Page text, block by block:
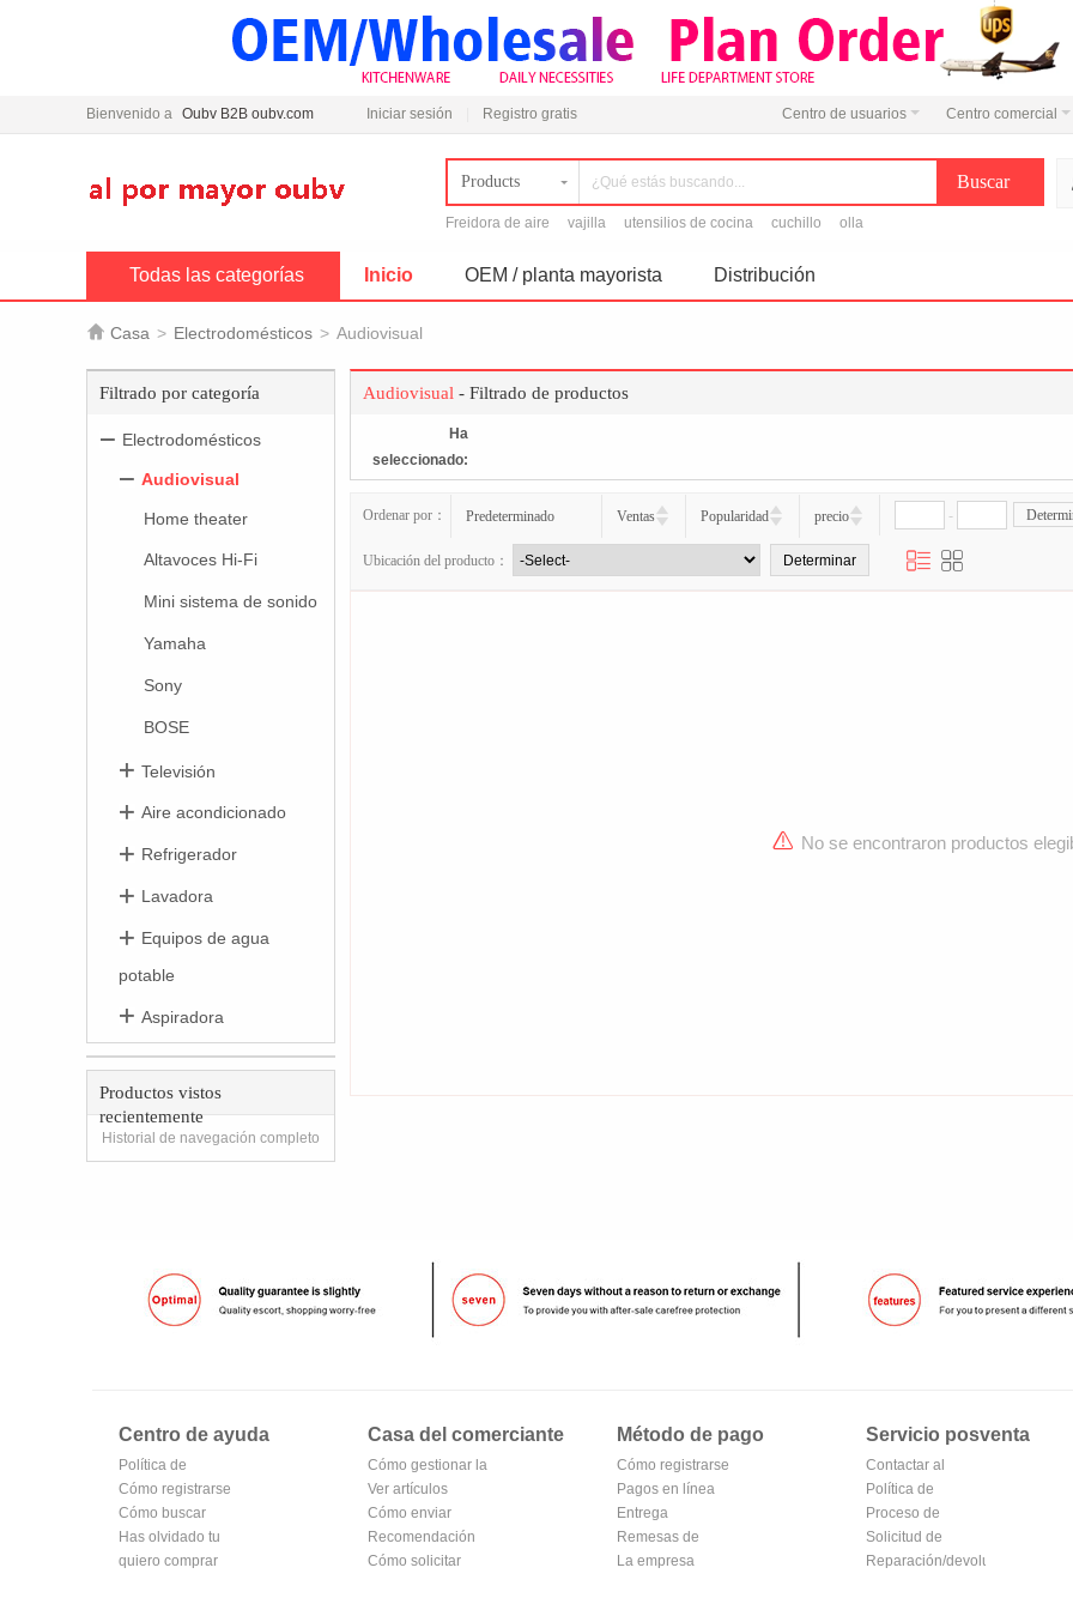
Bienvenido a Oubv B2B oubv.com Iniciar sesión Registro gratis Centro de usuarios Centro comercial
Products
Freidora de aire vajilla utensilios de cocina cuchillo olla
Todas las categorías Inicio OEM / planta mayorista Distribución
 Casa > Electrodomésticos > Audiovisual
Filtrado por categoría
Electrodomésticos
Audiovisual
Home theater
Altavoces Hi-Fi
Mini sistema de sonido
Yamaha
Sony
BOSE
Televisión
Aire acondicionado
Refrigerador
Lavadora
Equipos de agua
potable
Aspiradora
Productos vistos
recientemente
Historial de navegación completo
Audiovisual - Filtrado de productos
Ha
seleccionado:
Ordenar por： Predeterminado Ventas Popularidad precio -
Ubicación del producto：
No se encontraron productos
Centro de ayuda
Política de
privacidad de
Oubv
Cómo registrarse
para hacerse
miembro
Cómo buscar
Has olvidado tu
contraseña
quiero comprar
Casa del comerciante
Cómo gestionar la
tienda
Ver artículos
vendidos
Cómo enviar
Recomendación
de productos del
Cómo solicitar
Método de pago
Cómo registrarse
en Alipay
Pagos en línea
Entrega
Remesas de
correos
La empresa
Servicio posventa
Contactar al
vendedor
Política de
devoluciones
Proceso de
devolución y
cambio
Solicitud de
reembolso
Reparación/devolución